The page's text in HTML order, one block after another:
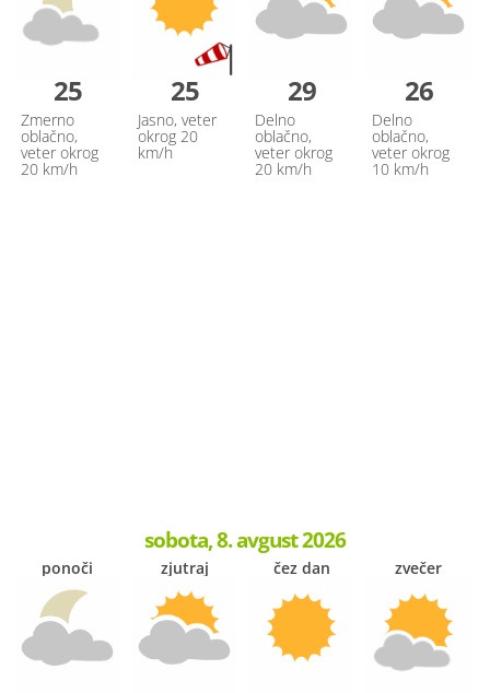
25
Zmerno
oblačno,
veter okrog
20 km/h
25
Jasno, veter
okrog 20
km/h
29
Delno
oblačno,
veter okrog
20 km/h
26
Delno
oblačno,
veter okrog
10 km/h
sobota, 8. avgust 2026
ponoči zjutraj čez dan zvečer